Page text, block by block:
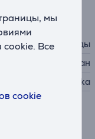
мы
Все
cookie
бутылка для воды
тритан
Kambukka